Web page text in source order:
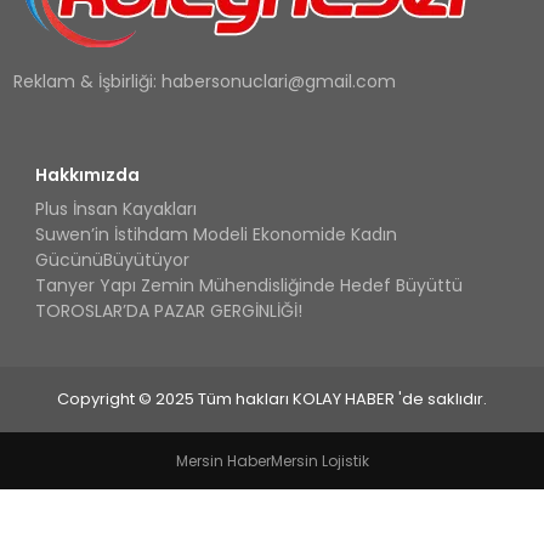
Reklam & İşbirliği: habersonuclari@gmail.com
Hakkımızda
Plus İnsan Kayakları
Suwen’in İstihdam Modeli Ekonomide Kadın
GücünüBüyütüyor
Tanyer Yapı Zemin Mühendisliğinde Hedef Büyüttü
TOROSLAR’DA PAZAR GERGİNLİĞİ!
Copyright © 2025 Tüm hakları KOLAY HABER 'de saklıdır.
Mersin HaberMersin Lojistik